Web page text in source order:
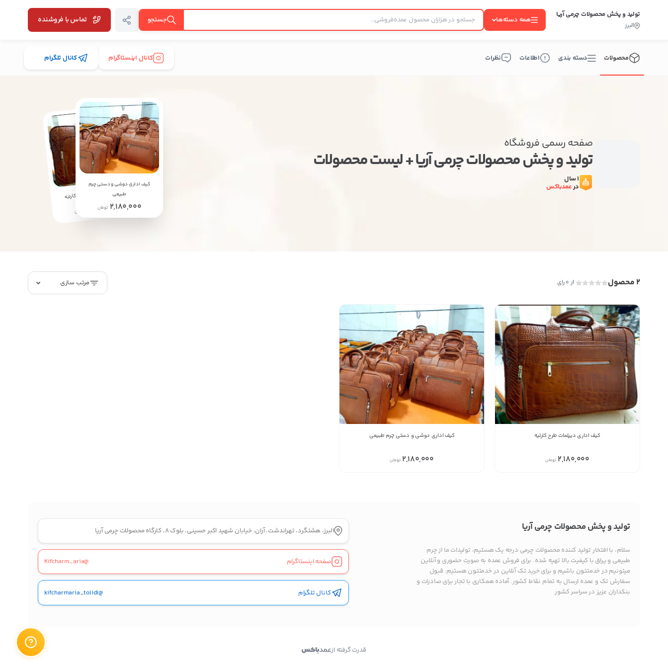
تولید و پخش محصولات چرمی آریا
البرز
همه دسته‌ها جستجو تماس با فروشنده
محصولات دسته بندی اطلاعات نظرات کانال اینستاگرام کانال تلگرام
صفحه رسمی فروشگاه
تولید و پخش محصولات چرمی آریا + لیست محصولات
1 سال
درعمدباکس
کیف اداری دیپلمات طرح کارتیه
2,180,000 تومان
کیف اداری دوشی و دستی چرم
طبیعی
2,180,000 تومان
2 محصول از 0 رای مرتب سازی
کیف اداری دیپلمات طرح کارتیه
2,180,000 تومان
کیف اداری دوشی و دستی چرم طبیعی
2,180,000 تومان
تلفن ثابت
پیام در تلگرام
کانال تلگرام
پیام در واتس‌اپ
بدیهی است عمدباکس هیچ نوع مسئولیتی در قبال نداشته
تولید و پخش محصولات چرمی آریا
سلام، با افتخار تولید کننده محصولات چرمی درجه یک هستیم، تولیدات ما از چرم
طبیعی و یراق با کیفیت بالا تهیه شده. برای فروش عمده به صورت حضوری و آنلاین
میتونیم در خدمتتون باشیم و برای خرید تک آنلاین در خدمتتون هستیم. قبول
سفارش تک و عمده ارسال به تمام نقاط کشور. آماده همکاری با تجار برای صادرات و
بنکداران عزیز در سراسر کشور.
البرز، هشتگرد، تهراندشت، آران، خیابان شهید اکبر حسینی، بلوک ۸، کارگاه محصولات چرمی آریا
صفحه اینستاگرام @Kifcharm_aria
کانال تلگرام @kifcharmaria_tolidi
قدرت گرفته از